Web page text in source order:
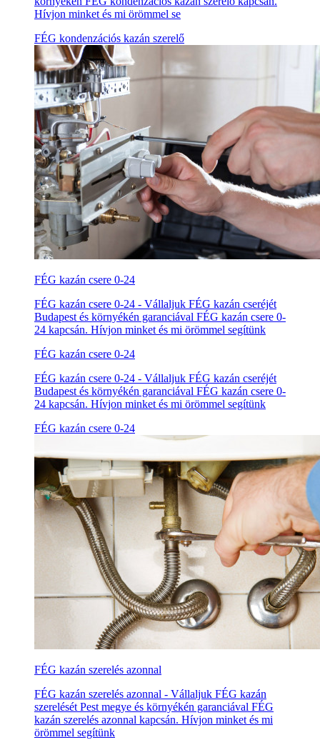
Hívjon minket és mi örömmel se
FÉG kondenzációs kazán szerelő
FÉG kazán csere 0-24
FÉG kazán csere 0-24 - Vállaljuk FÉG kazán cseréjét
Budapest és környékén garanciával FÉG kazán csere 0-
24 kapcsán. Hívjon minket és mi örömmel segítünk
FÉG kazán csere 0-24
FÉG kazán csere 0-24 - Vállaljuk FÉG kazán cseréjét
Budapest és környékén garanciával FÉG kazán csere 0-
24 kapcsán. Hívjon minket és mi örömmel segítünk
FÉG kazán csere 0-24
FÉG kazán szerelés azonnal
FÉG kazán szerelés azonnal - Vállaljuk FÉG kazán
szerelését Pest megye és környékén garanciával FÉG
kazán szerelés azonnal kapcsán. Hívjon minket és mi
örömmel segítünk